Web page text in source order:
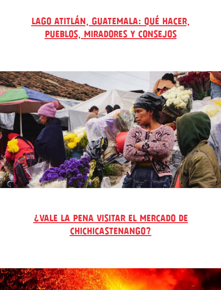
LAGO ATITLÁN, GUATEMALA: QUÉ HACER,
PUEBLOS, MIRADORES Y CONSEJOS
¿VALE LA PENA VISITAR EL MERCADO DE
CHICHICASTENANGO?